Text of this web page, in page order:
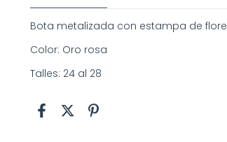
Bota metalizada con estampa de
Color: Oro rosa
Talles: 24 al 28